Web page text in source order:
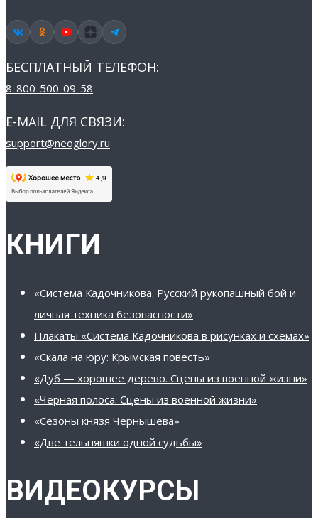
БЕСПЛАТНЫЙ ТЕЛЕФОН:
8-800-500-09-58
E-MAIL ДЛЯ СВЯЗИ:
support@neoglory.ru
КНИГИ
«Система Кадочникова. Русский рукопашный бой и
личная техника безопасности»
Плакаты «Система Кадочникова в рисунках и схемах»
«Скала на юру: Крымская повесть»
«Дуб — хорошее дерево. Сцены из военной жизни»
«Черная полоса. Сцены из военной жизни»
«Сезоны князя Чернышева»
«Две тельняшки одной судьбы»
ВИДЕОКУРСЫ